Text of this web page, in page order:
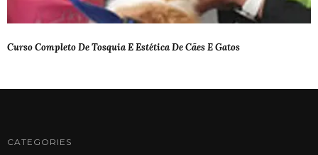
Curso Completo De Tosquia E Estética De Cães E Gatos
CATEGORIES